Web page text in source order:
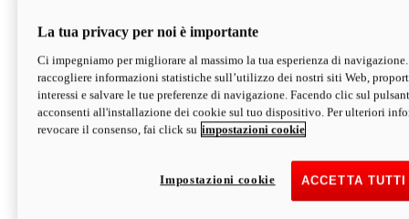
V2 SP
Hypermotard V2 SP
120,4 CVPotenza
94 NmCoppia
177 kgPeso in ordine di marcia
senza carburante
Depotenziata 35 kW: 18.890 € i
configura scopri di più
La tua privacy per noi è importante
Ci impegniamo per migliorare al massimo la tua esperienza di
raccogliere informazioni statistiche sull’utilizzo dei nostri siti Web,
interessi e salvare le tue preferenze di navigazione. Facendo clic sul
acconsenti all'installazione dei cookie sul tuo dispositivo. Per ulteriori
revocare il consenso, fai click su impostazioni cookie
ACCETTA
Impostazioni cookie